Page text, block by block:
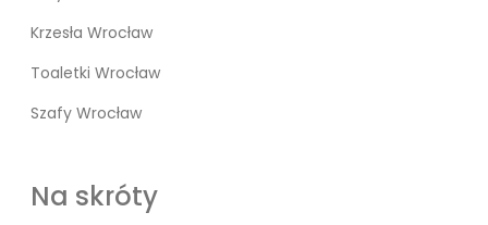
Krzesła Wrocław
Toaletki Wrocław
Szafy Wrocław
Na skróty